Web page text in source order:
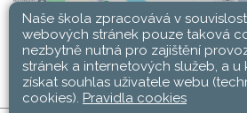
Naše škola zpracovává v
webových stránek pouze taková
nezbytně nutná pro zajištění
stránek a internetových služeb, a u
získat souhlas uživatele webu
cookies). Pravidla cookies